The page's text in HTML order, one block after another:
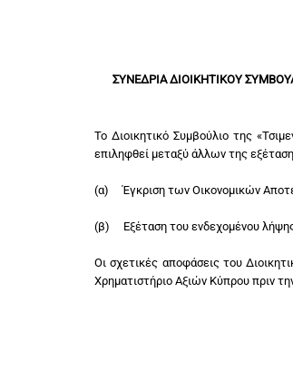
ΣΥΝΕΔΡΙΑ ΔΙΟΙΚΗΤΙΚΟΥ
Το Διοικητικό Συμβούλιο της
επιληφθεί μεταξύ άλλων της
(α) Έγκριση των Οικονομικών
(β) Εξέταση του ενδεχομένου
Οι σχετικές αποφάσεις του
Χρηματιστήριο Αξιών Κύπρου πριν